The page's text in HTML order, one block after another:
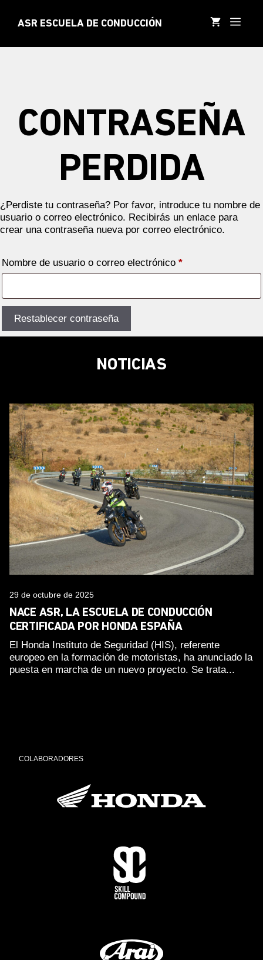
contenido
ASR ESCUELA DE CONDUCCIÓN
CONTRASEÑA
PERDIDA
¿Perdiste tu contraseña? Por favor, introduce tu nombre de
usuario o correo electrónico. Recibirás un enlace para
crear una contraseña nueva por correo electrónico.
Nombre de usuario o correo electrónico *Obligatorio
Restablecer contraseña
NOTICIAS
29 de octubre de 2025
NACE ASR, LA ESCUELA DE CONDUCCIÓN
CERTIFICADA POR HONDA ESPAÑA
El Honda Instituto de Seguridad (HIS), referente
europeo en la formación de motoristas, ha anunciado la
puesta en marcha de un nuevo proyecto. Se trata...
COLABORADORES